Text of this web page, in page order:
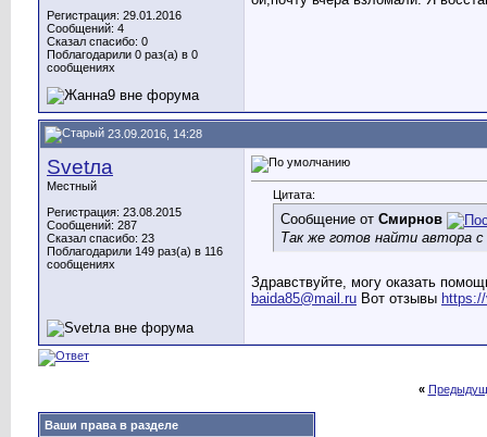
Регистрация: 29.01.2016
Сообщений: 4
Сказал спасибо: 0
Поблагодарили 0 раз(а) в 0
сообщениях
23.09.2016, 14:28
Svetла
Местный
Регистрация: 23.08.2015
Сообщений: 287
Сказал спасибо: 23
Поблагодарили 149 раз(а) в 116
сообщениях
Цитата:
Сообщение от Смирнов
Так же готов найти автора с
Здравствуйте, могу оказать
baida85@mail.ru Вот отзывы
«
Ваши права в разделе